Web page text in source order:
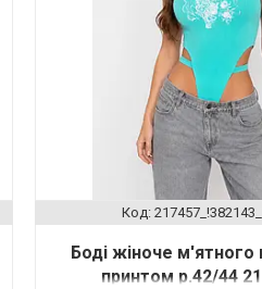
Боді жіноче м'ятного
принтом р.42/44